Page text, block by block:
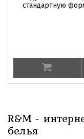
стандартную
R&M -
белья